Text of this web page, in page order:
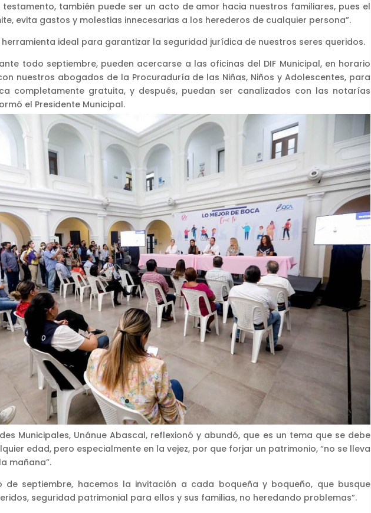
testamento, también puede ser un acto de amor hacia nuestros familiares, pues el
evita gastos y molestias innecesarias a los herederos de cualquier persona”.
herramienta ideal para garantizar la seguridad jurídica de nuestros seres queridos.
todo septiembre, pueden acercarse a las oficinas del DIF Municipal, en horario
nuestros abogados de la Procuraduría de las Niñas, Niños y Adolescentes, para
completamente gratuita, y después, puedan ser canalizados con las notarías
el Presidente Municipal.
Municipales, Unánue Abascal, reflexionó y abundó, que es un tema que se debe
edad, pero especialmente en la vejez, por que forjar un patrimonio, “no se lleva
mañana”.
de septiembre, hacemos la invitación a cada boqueña y boqueño, que busque
seguridad patrimonial para ellos y sus familias, no heredando problemas”.